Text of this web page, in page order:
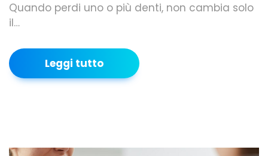
Quando perdi uno o più denti, non cambia solo
il…
Leggi tutto